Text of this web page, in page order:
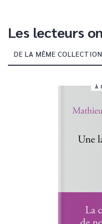
Les lecteurs
DE LA MÊME COLLECTION
À